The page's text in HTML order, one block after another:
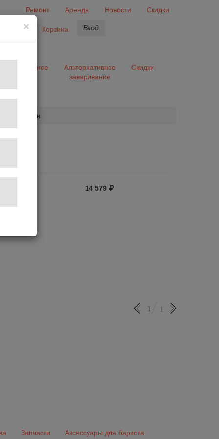
Ремонт Аренда Новости
Скидки
Корзина Вход
Разное
Альтернативное
заваривание
Скидки
отзыв
14 579
1 1
×
Запчасти Аксессуары для бариста